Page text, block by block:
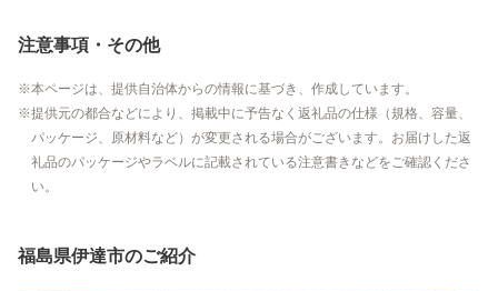
注意事項・その他
本ページは、提供自治体からの情報に基づき、作成しています。
提供元の都合などにより、掲載中に予告なく返礼品の仕様（規格、容量、
パッケージ、原材料など）が変更される場合がございます。お届けした返
礼品のパッケージやラベルに記載されている注意書きなどをご確認くださ
い。
福島県伊達市のご紹介